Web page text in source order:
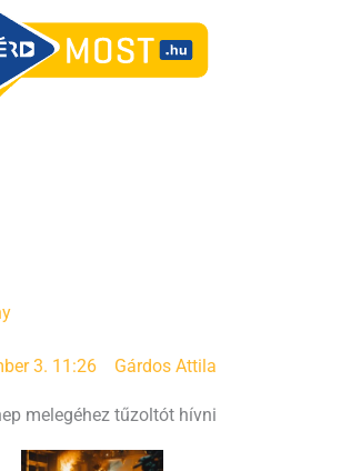
3. 11:26 Gárdos Attila
melegéhez tűzoltót hívni